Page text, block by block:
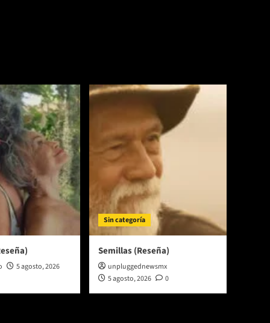
5 agosto, 2026
Sin categoría
Semillas (Reseña)
unpluggednewsmx
5 agosto, 2026
0